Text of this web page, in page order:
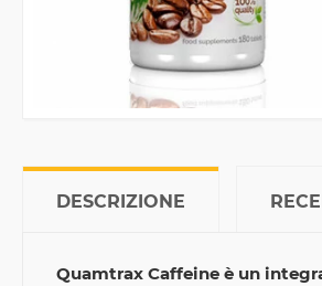
DESCRIZIONE
Quamtrax Caffeine è un